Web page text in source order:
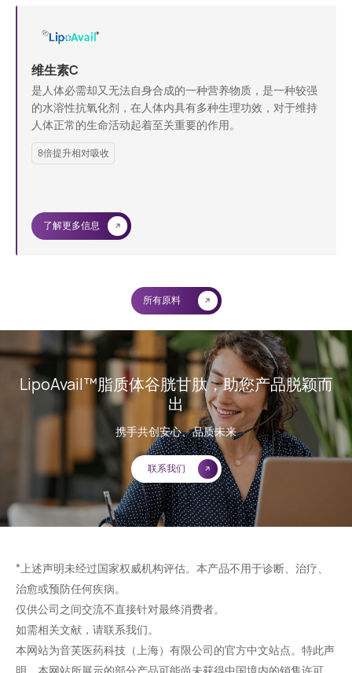
维生素C
是人体必需却又无法自身合成的一种营养物质，是一种较强
的水溶性抗氧化剂，在人体内具有多种生理功效，对于维持
人体正常的生命活动起着至关重要的作用。
8倍提升相对吸收
了解更多信息
所有原料
LipoAvail™脂质体谷胱甘肽，助您产品脱颖而
出
携手共创安心、品质未来
联系我们
*上述声明未经过国家权威机构评估。本产品不用于诊断、治疗、
治愈或预防任何疾病。
仅供公司之间交流不直接针对最终消费者。
如需相关文献，请联系我们。
本网站为音芙医药科技（上海）有限公司的官方中文站点。特此声